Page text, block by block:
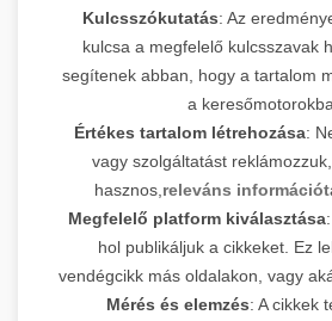
Kulcsszókutatás: Az
kulcsa a megfelelő kulcsszavak
segítenek abban, hogy a tartalom
a
Értékes tartalom létrehozása:
vagy szolgáltatást
hasznos, releváns információt
Megfelelő platform kiválasztása
hol publikáljuk a cikkeket. Ez
vendégcikk más oldalakon, vagy
Mérés és elemzés: A cikkek